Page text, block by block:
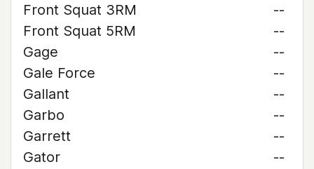
Front Squat 3RM
--
Front Squat 5RM
--
Gage
--
Gale Force
--
Gallant
--
Garbo
--
Garrett
--
Gator
--